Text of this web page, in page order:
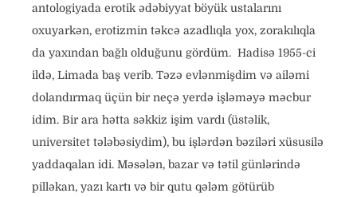
antologiyada erotik ədəbiyyat böyük ustalarını
oxuyarkən, erotizmin təkcə azadlıqla yox, zorakılıqla
da yaxından bağlı olduğunu gördüm. Hadisə 1955-ci
ildə, Limada baş verib. Təzə evlənmişdim və ailəmi
dolandırmaq üçün bir neçə yerdə işləməyə məcbur
idim. Bir ara hətta səkkiz işim vardı (üstəlik,
universitet tələbəsiydim), bu işlərdən bəziləri xüsusilə
yaddaqalan idi. Məsələn, bazar və tətil günlərində
pilləkan, yazı kartı və bir qutu qələm götürüb